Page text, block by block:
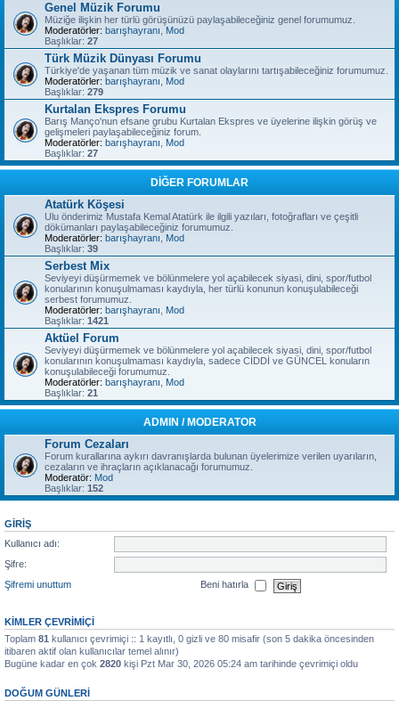
Genel Müzik Forumu
Müziğe ilişkin her türlü görüşünüzü paylaşabileceğiniz genel forumumuz.
Moderatörler: barışhayranı
Mod
Başlıklar: 27
Türk Müzik Dünyası Forumu
Türkiye'de yaşanan tüm müzik ve sanat olaylarını tartışabileceğiniz forumumuz.
Moderatörler: barışhayranı
Mod
Başlıklar: 279
Kurtalan Ekspres Forumu
Barış Manço'nun efsane grubu Kurtalan Ekspres ve üyelerine ilişkin görüş ve
gelişmeleri paylaşabileceğiniz forum.
Moderatörler: barışhayranı
Mod
Başlıklar: 27
DİĞER FORUMLAR
Atatürk Köşesi
Ulu önderimiz Mustafa Kemal Atatürk ile ilgili yazıları, fotoğrafları ve çeşitli
dökümanları paylaşabileceğiniz forumumuz.
Moderatörler: barışhayranı
Mod
Başlıklar: 39
Serbest Mix
Seviyeyi düşürmemek ve bölünmelere yol açabilecek siyasi, dini, spor/futbol
konularının konuşulmaması kaydıyla, her türlü konunun konuşulabileceği
serbest forumumuz.
Moderatörler: barışhayranı
Mod
Başlıklar: 1421
Aktüel Forum
Seviyeyi düşürmemek ve bölünmelere yol açabilecek siyasi, dini, spor/futbol
konularının konuşulmaması kaydıyla, sadece CİDDİ ve GÜNCEL konuların
konuşulabileceği forumumuz.
Moderatörler: barışhayranı
Mod
Başlıklar: 21
ADMIN / MODERATOR
Forum Cezaları
Forum kurallarına aykırı davranışlarda bulunan üyelerimize verilen uyarıların,
cezaların ve ihraçların açıklanacağı forumumuz.
Moderatör: Mod
Başlıklar: 152
GIRIŞ
Kullanıcı adı:
Şifre:
Şifremi unuttum
Beni hatırla
KIMLER ÇEVRIMIÇI
Toplam 81 kullanıcı çevrimiçi :: 1 kayıtlı, 0 gizli ve 80 misafir (son 5 dakika öncesinden
itibaren aktif olan kullanıcılar temel alınır)
Bugüne kadar en çok 2820 kişi Pzt Mar 30, 2026 05:24 am tarihinde çevrimiçi oldu
DOĞUM GÜNLERI